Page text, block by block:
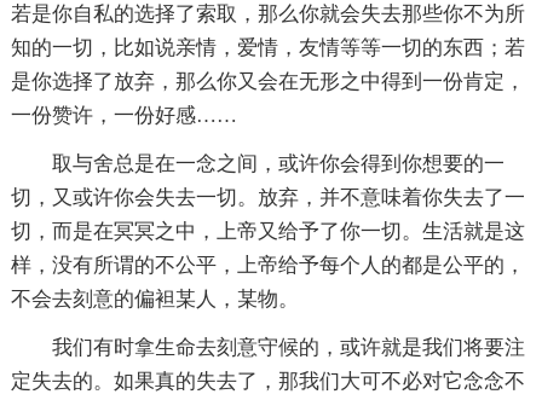
若是你自私的选择了索取，那么你就会失去那些你不为所
知的一切，比如说亲情，爱情，友情等等一切的东西；若
是你选择了放弃，那么你又会在无形之中得到一份肯定，
一份赞许，一份好感……
取与舍总是在一念之间，或许你会得到你想要的一
切，又或许你会失去一切。放弃，并不意味着你失去了一
切，而是在冥冥之中，上帝又给予了你一切。生活就是这
样，没有所谓的不公平，上帝给予每个人的都是公平的，
不会去刻意的偏袒某人，某物。
我们有时拿生命去刻意守候的，或许就是我们将要注
定失去的。如果真的失去了，那我们大可不必对它念念不